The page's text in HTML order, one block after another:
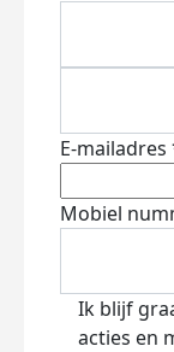
E-mailadres
Mobiel
Ik blijf
acties en